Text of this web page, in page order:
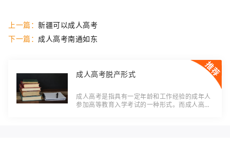
上一篇： 新疆可以成人高考
下一篇： 成人高考南通如东
成人高考脱产形式
成人高考是指具有一定年龄和工作经验的成年人
参加高等教育入学考试的一种形式。而成人高考